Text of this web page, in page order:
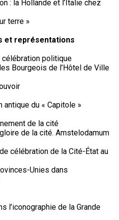
: la Hollande et l’Italie chez
terre »
et représentations
célébration politique
Bourgeois de l’Hôtel de Ville
antique du « Capitole »
de la cité
de la cité. Amstelodamum
célébration de la Cité-État au
Unies dans
l’iconographie de la Grande